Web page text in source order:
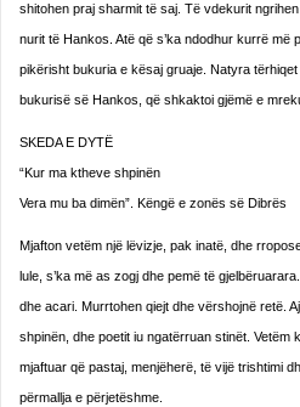
shitohen praj sharmit të saj. Të vdekurit
nurit të Hankos. Atë që s’ka ndodhur kurrë më
pikërisht bukuria e kësaj gruaje. Natyra
bukurisë së Hankos, që shkaktoi gjëmë e
SKEDA E DYTË
“Kur ma ktheve shpinën
Vera mu ba dimën”. Këngë e zonës së Dibrës
Mjafton vetëm një lëvizje, pak inatë, dhe
lule, s’ka më as zogj dhe pemë të
dhe acari. Murrtohen qiejt dhe vërshojnë retë.
shpinën, dhe poetit iu ngatërruan stinët. Vetëm
mjaftuar që pastaj, menjëherë, të vijë trishtimi
përmallja e përjetëshme.